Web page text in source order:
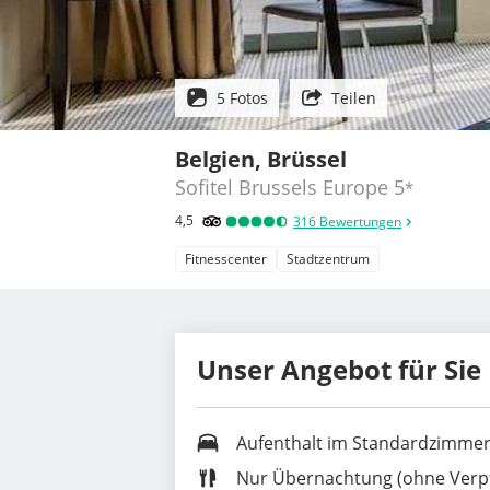
5 Fotos Teilen
Belgien, Brüssel
Sofitel Brussels Europe 5*
4,5 316 Bewertungen
Fitnesscenter Stadtzentrum
Unser Angebot für Sie
Aufenthalt im Standardzimmer
Nur Übernachtung (ohne